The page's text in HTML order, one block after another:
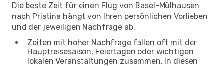
Die beste Zeit für einen Flug von Basel-Mülhausen
nach Pristina hängt von Ihren persönlichen Vorlieben
und der jeweiligen Nachfrage ab.
Zeiten mit hoher Nachfrage fallen oft mit der
Hauptreisesaison, Feiertagen oder wichtigen
lokalen Veranstaltungen zusammen. In diesen